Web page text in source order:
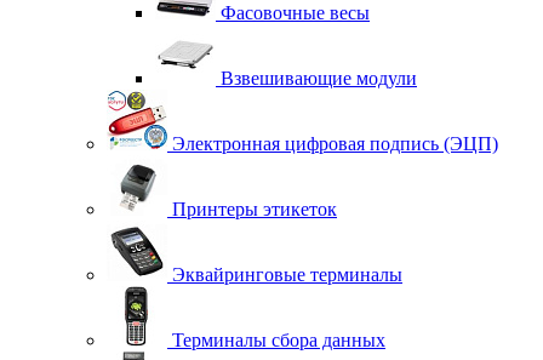
Фасовочные весы
Взвешивающие модули
Электронная цифровая подпись (ЭЦП)
Принтеры этикеток
Эквайринговые терминалы
Терминалы сбора данных